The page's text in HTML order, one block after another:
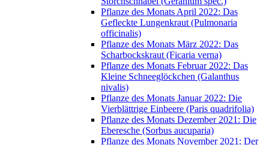
Pflanze des Monats April 2022: Das
Gefleckte Lungenkraut (Pulmonaria
officinalis)
Pflanze des Monats März 2022: Das
Scharbockskraut (Ficaria verna)
Pflanze des Monats Februar 2022: Das
Kleine Schneeglöckchen (Galanthus
nivalis)
Pflanze des Monats Januar 2022: Die
Vierblättrige Einbeere (Paris quadrifolia)
Pflanze des Monats Dezember 2021: Die
Eberesche (Sorbus aucuparia)
Pflanze des Monats November 2021: Der